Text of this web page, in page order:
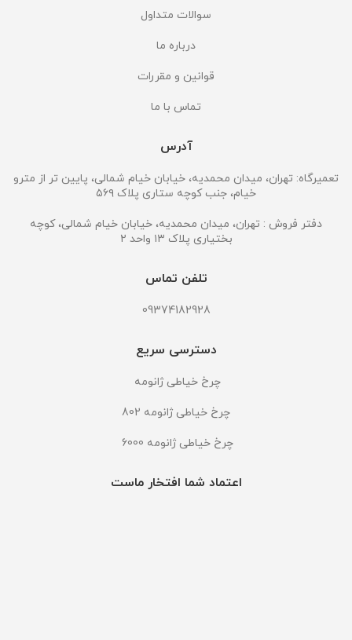
سوالات متداول
درباره ما
قوانین و مقررات
تماس با ما
آدرس
تعمیرگاه: تهران، میدان محمدیه، خیابان خیام شمالی، پایین تر از مترو
خیام، جنب کوچه ستاری پلاک ۵۶۹
دفتر فروش : تهران، میدان محمدیه، خیابان خیام شمالی، کوچه
بختیاری پلاک ۱۳ واحد ۲
تلفن تماس
09374182928
دسترسی سریع
چرخ خیاطی ژانومه
چرخ خیاطی ژانومه 802
چرخ خیاطی ژانومه 6000
اعتماد شما افتخار ماست